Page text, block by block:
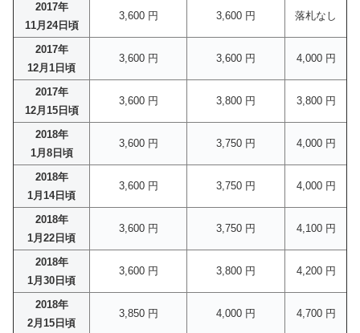
2017年
11月24日頃
3,600 円 3,600 円 落札なし
2017年
12月1日頃
3,600 円 3,600 円 4,000 円
2017年
12月15日頃
3,600 円 3,800 円 3,800 円
2018年
1月8日頃
3,600 円 3,750 円 4,000 円
2018年
1月14日頃
3,600 円 3,750 円 4,000 円
2018年
1月22日頃
3,600 円 3,750 円 4,100 円
2018年
1月30日頃
3,600 円 3,800 円 4,200 円
2018年
2月15日頃
3,850 円 4,000 円 4,700 円